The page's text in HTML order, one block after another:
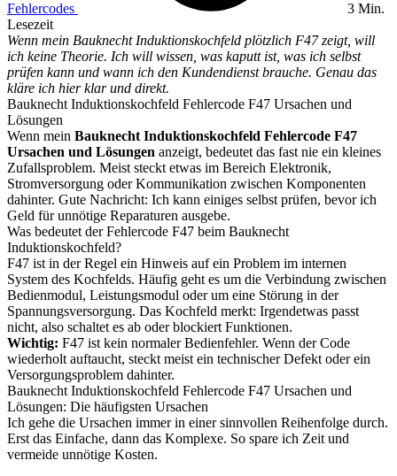
Fehlercodes
3 Min.
Lesezeit
Wenn mein Bauknecht Induktionskochfeld plötzlich F47 zeigt, will
ich keine Theorie. Ich will wissen, was kaputt ist, was ich selbst
prüfen kann und wann ich den Kundendienst brauche. Genau das
kläre ich hier klar und direkt.
Bauknecht Induktionskochfeld Fehlercode F47 Ursachen und
Lösungen
Wenn mein Bauknecht Induktionskochfeld Fehlercode F47
Ursachen und Lösungen anzeigt, bedeutet das fast nie ein kleines
Zufallsproblem. Meist steckt etwas im Bereich Elektronik,
Stromversorgung oder Kommunikation zwischen Komponenten
dahinter. Gute Nachricht: Ich kann einiges selbst prüfen, bevor ich
Geld für unnötige Reparaturen ausgebe.
Was bedeutet der Fehlercode F47 beim Bauknecht
Induktionskochfeld?
F47 ist in der Regel ein Hinweis auf ein Problem im internen
System des Kochfelds. Häufig geht es um die Verbindung zwischen
Bedienmodul, Leistungsmodul oder um eine Störung in der
Spannungsversorgung. Das Kochfeld merkt: Irgendetwas passt
nicht, also schaltet es ab oder blockiert Funktionen.
Wichtig: F47 ist kein normaler Bedienfehler. Wenn der Code
wiederholt auftaucht, steckt meist ein technischer Defekt oder ein
Versorgungsproblem dahinter.
Bauknecht Induktionskochfeld Fehlercode F47 Ursachen und
Lösungen: Die häufigsten Ursachen
Ich gehe die Ursachen immer in einer sinnvollen Reihenfolge durch.
Erst das Einfache, dann das Komplexe. So spare ich Zeit und
vermeide unnötige Kosten.